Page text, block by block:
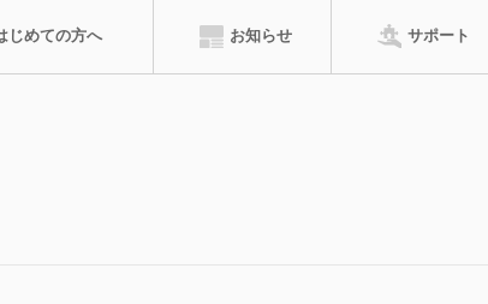
じめての方へ お知らせ サポート